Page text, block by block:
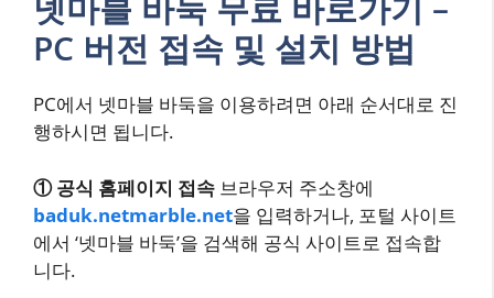
PC 버전 접속 및 설치 방법
PC에서 넷마블 바둑을 이용하려면 아래 순서대로 진
행하시면 됩니다.
① 공식 홈페이지 접속 브라우저 주소창에
baduk.netmarble.net을 입력하거나, 포털 사이트
에서 ‘넷마블 바둑’을 검색해 공식 사이트로 접속합
니다.